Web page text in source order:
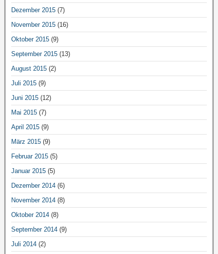
Dezember 2015 (7)
November 2015 (16)
Oktober 2015 (9)
September 2015 (13)
August 2015 (2)
Juli 2015 (9)
Juni 2015 (12)
Mai 2015 (7)
April 2015 (9)
März 2015 (9)
Februar 2015 (5)
Januar 2015 (5)
Dezember 2014 (6)
November 2014 (8)
Oktober 2014 (8)
September 2014 (9)
Juli 2014 (2)